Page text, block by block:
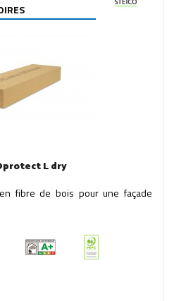
L dry
fibre de bois pour une façade